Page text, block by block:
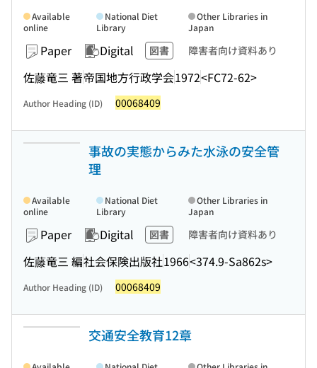
Paper Digital 図書 障害者向け資料あり
佐藤竜三 著帝国地方行政学会1972<FC72-62>
Available
online
National Diet
Library
Other Libraries in
Japan
Author Heading (ID) 00068409
事故の実態からみた水泳の安全管
理
Paper Digital 図書 障害者向け資料あり
佐藤竜三 編社会保険出版社1966<374.9-Sa862s>
Available
online
National Diet
Library
Other Libraries in
Japan
Author Heading (ID) 00068409
交通安全教育12章